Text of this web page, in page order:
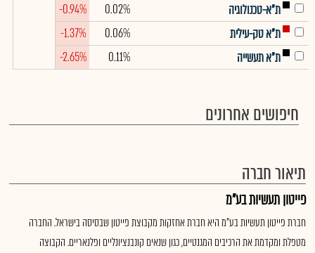
ת"א-טכנולוגיה
0.02%
-0.94%
ת"א טק-עילית
0.06%
-1.37%
ת"א תעשייה
0.11%
-2.65%
חיפושים אחרונים
תיאור חברה
פייטון תעשיות בע"מ
חברת פייטון תעשיות בע"מ היא חברת אחזקות מקבוצת פייטון שבסיסה בישראל. החברה
מטפלת ומקדמת את הרכיבים המגנטיים, כגון שנאים קונבנציונליים ופלנאריים. הקבוצה